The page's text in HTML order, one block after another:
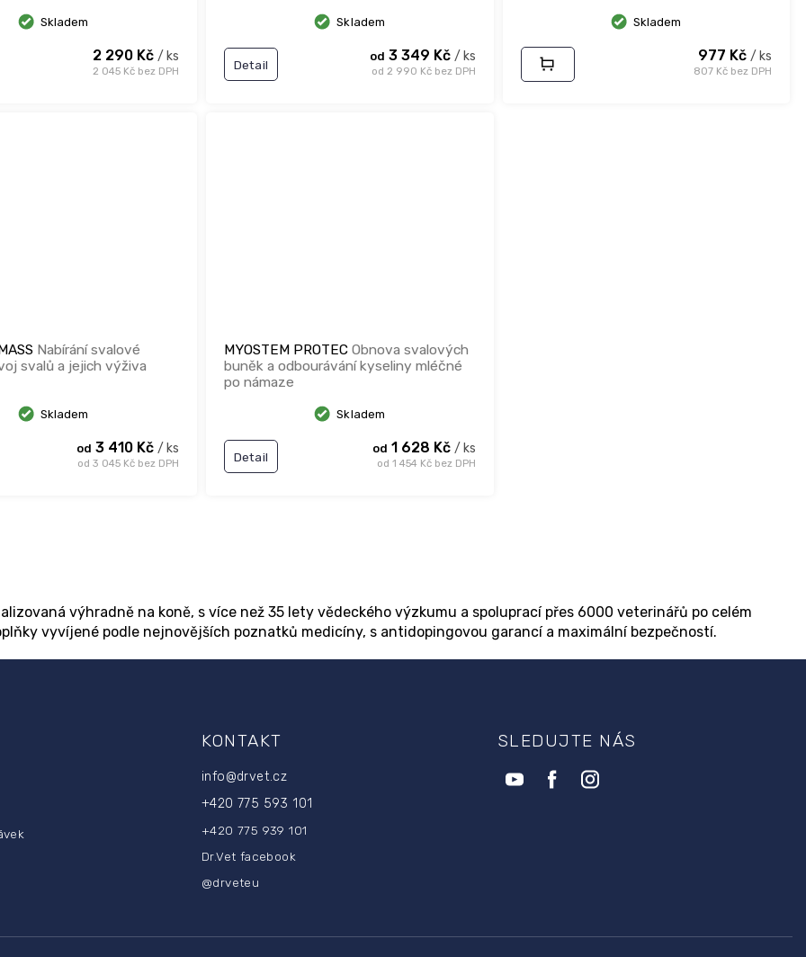
Skladem
2 045 Kč bez DPH
2 290 Kč / ks
Skladem
od 2 990 Kč bez DPH
od 3 349 Kč / ks
Detail
Skladem
807 Kč bez DPH
977 Kč / ks
Nabírání svalové
svalů a jejich výživa
Skladem
od 3 045 Kč bez DPH
od 3 410 Kč / ks
MYOSTEM PROTEC Obnova svalových
buněk a odbourávání kyseliny mléčné
po námaze
Skladem
od 1 454 Kč bez DPH
od 1 628 Kč / ks
Detail
á
d
a
c
k
v
p
i
u
výhradně na koně, s více než 35 lety vědeckého výzkumu a spoluprací přes 6000 veterinářů po celém
vyvíjené podle nejnovějších poznatků medicíny, s antidopingovou garancí a maximální bezpečností.
KONTAKT
info@drvet.cz
+420 775 593 101
+420 775 939 101
Dr.Vet facebook
@drveteu
SLEDUJTE NÁS